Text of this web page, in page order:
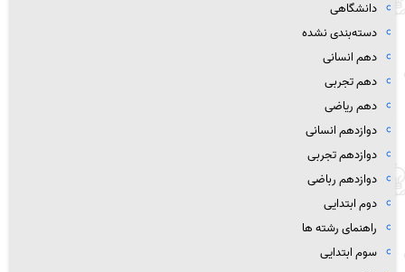
دانشگاهی
دسته‌بندی نشده
دهم انسانی
دهم تجربی
دهم ریاضی
دوازدهم انسانی
دوازدهم تجربی
دوازدهم رباضی
دوم ابتدایی
راهنمای رشته ها
سوم ابتدایی